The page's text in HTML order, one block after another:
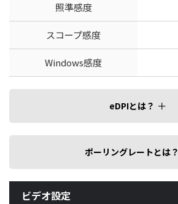
照準感度
スコープ感度
Windows感度
eDPIとは？
ポーリングレートとは？
ビデオ設定